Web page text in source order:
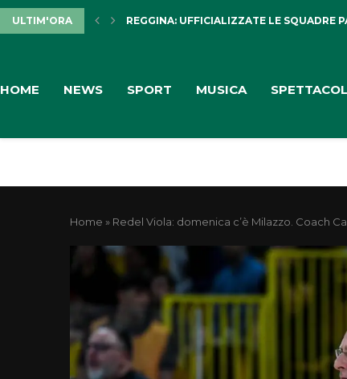
ULTIM'ORA REGGINA: UFFICIALIZZATE LE SQUADRE
HOME NEWS SPORT MUSICA
Home » Redel Viola: domenica c’è Milazzo. Coach